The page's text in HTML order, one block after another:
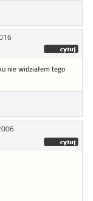
nie widziałem tego